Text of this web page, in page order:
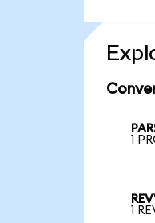
1
1